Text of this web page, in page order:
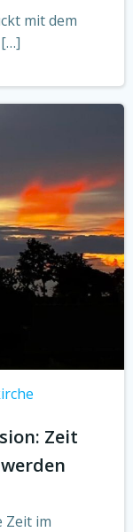
mit dem
Zeit
Zeit im